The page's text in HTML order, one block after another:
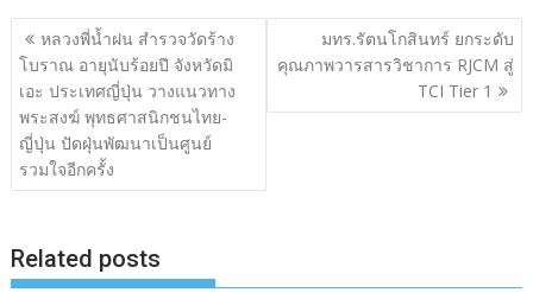
แนะแนว
เรื่อง
หลวงพี่น้ำฝน สำรวจวัดร้าง
โบราณ อายุนับร้อยปี จังหวัดมิ
เอะ ประเทศญี่ปุ่น วางแนวทาง
พระสงฆ์ พุทธศาสนิกชนไทย-
ญี่ปุ่น ปัดฝุ่นพัฒนาเป็นศูนย์
รวมใจอีกครั้ง
มทร.รัตนโกสินทร์ ยกระดับ
คุณภาพวารสารวิชาการ RJCM สู่
TCI Tier 1
Related posts